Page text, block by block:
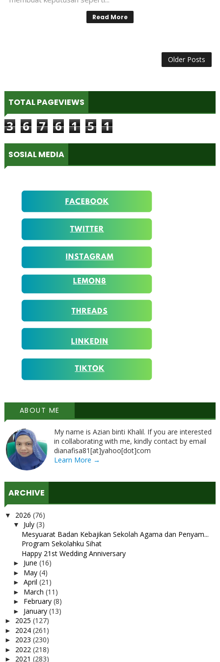
Read More
Older Posts
TOTAL PAGEVIEWS
3 6 7 6 1 5 1
SOSIAL MEDIA
ABOUT ME
My name is Azian binti Khalil. If you are interested
in collaborating with me, kindly contact by email
dianafisa81[at]yahoo[dot]com
Learn More →
ARCHIVE
▼ 2026 (76)
▼ July (3)
Mesyuarat Badan Kebajikan Sekolah Agama dan Penyam...
Program Sekolahku Sihat
Happy 21st Wedding Anniversary
► June (16)
► May (4)
► April (21)
► March (11)
► February (8)
► January (13)
► 2025 (127)
► 2024 (261)
► 2023 (230)
► 2022 (218)
► 2021 (283)